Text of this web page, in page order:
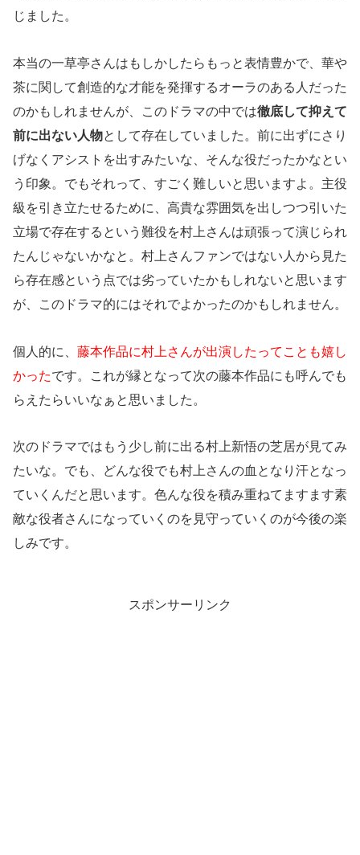
じました。
本当の一草亭さんはもしかしたらもっと表情豊かで、華や
茶に関して創造的な才能を発揮するオーラのある人だった
のかもしれませんが、このドラマの中では徹底して抑えて
前に出ない人物として存在していました。前に出ずにさり
げなくアシストを出すみたいな、そんな役だったかなとい
う印象。でもそれって、すごく難しいと思いますよ。主役
級を引き立たせるために、高貴な雰囲気を出しつつ引いた
立場で存在するという難役を村上さんは頑張って演じられ
たんじゃないかなと。村上さんファンではない人から見た
ら存在感という点では劣っていたかもしれないと思います
が、このドラマ的にはそれでよかったのかもしれません。
個人的に、 藤本作品に村上さんが出演したってことも嬉し
かったです。これが縁となって次の藤本作品にも呼んでも
らえたらいいなぁと思いました。
次のドラマではもう少し前に出る村上新悟の芝居が見てみ
たいな。でも、どんな役でも村上さんの血となり汗となっ
ていくんだと思います。色んな役を積み重ねてますます素
敵な役者さんになっていくのを見守っていくのが今後の楽
しみです。
スポンサーリンク